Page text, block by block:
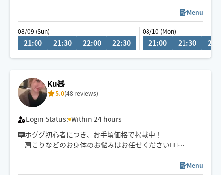
Menu
08/09 (Sun)
21:00 21:30 22:00 22:30
08/10 (Mon)
21:00 21:30
Ku🧸
5.0(48 reviews)
Login Status: Within 24 hours
ホググ初心者につき、お手頃価格で掲載中！
肩こりなどのお身体のお悩みはお任せください💁‍♀️
愛知県での施術の方は90分〜のご予約でお願いしており
Menu